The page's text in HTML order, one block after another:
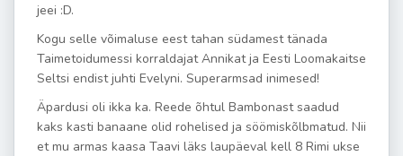
jeei :D.
Kogu selle võimaluse eest tahan südamest tänada
Taimetoidumessi korraldajat Annikat ja Eesti Loomakaitse
Seltsi endist juhti Evelyni. Superarmsad inimesed!
Äpardusi oli ikka ka. Reede õhtul Bambonast saadud
kaks kasti banaane olid rohelised ja söömiskõlbmatud. Nii
et mu armas kaasa Taavi läks laupäeval kell 8 Rimi ukse